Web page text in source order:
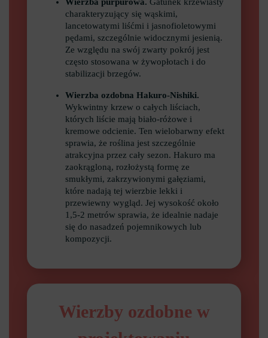
Wierzba purpurowa. Gatunek krzewiasty
charakteryzujący się wąskimi,
lancetowatymi liśćmi i jasnofioletowymi
pędami, szczególnie widocznymi jesienią.
Ze względu na swój zwarty pokrój jest
często stosowana w żywopłotach i do
stabilizacji brzegów.
Wierzba ozdobna Hakuro-Nishiki.
Wykwintny krzew o całych liściach,
których liście mają biało-różowe i
kremowe odcienie. Ten wielobarwny efekt
sprawia, że roślina jest szczególnie
atrakcyjna przez cały sezon. Hakuro ma
zaokrągloną, rozłożystą formę ze
smukłymi, zakrzywionymi gałęziami,
które nadają tej wierzbie lekki i
przewiewny wygląd. Jej wysokość około
1,5-2 metrów sprawia, że idealnie nadaje
się do nasadzeń pojemnikowych lub
kompozycji.
Wierzby ozdobne w